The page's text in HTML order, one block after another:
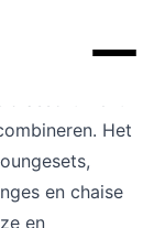
Het
en chaise
en